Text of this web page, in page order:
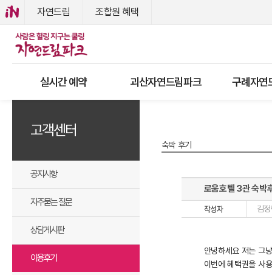
자연드림 조합원 혜택
실시간 예약 괴산자연드림파크 구례자연
고객센터
공지사항
자주묻는 질문
상담게시판
이용후기
숙박 후기
로움호텔 3관 숙박
김
안녕하세요 저는 그
이번에 혜택권을 사